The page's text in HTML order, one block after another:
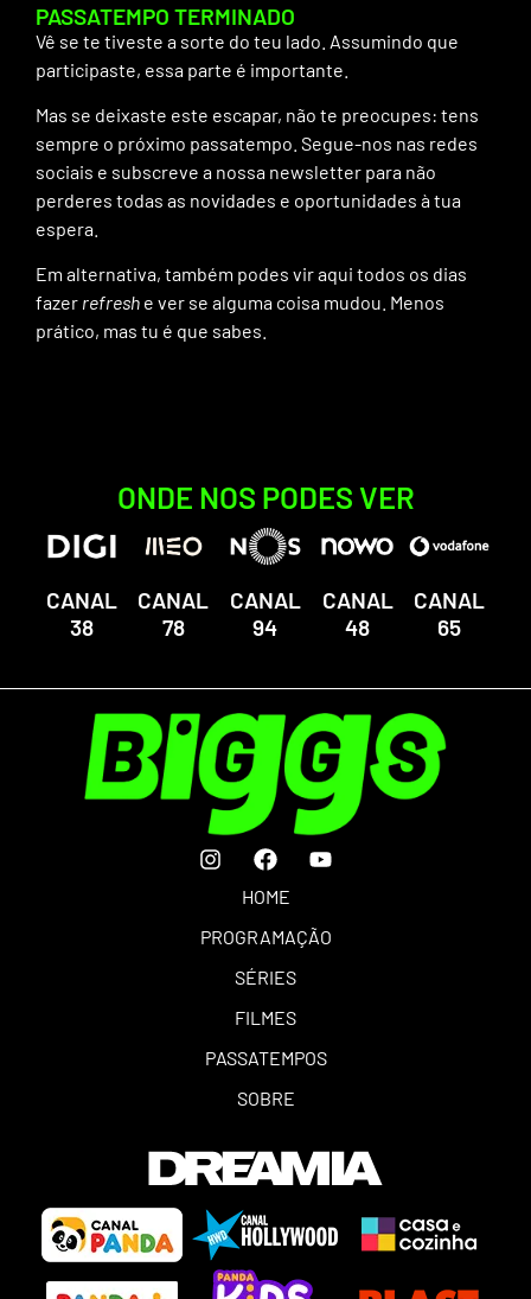
PASSATEMPO TERMINADO
Vê se te tiveste a sorte do teu lado. Assumindo que
participaste, essa parte é importante.
Mas se deixaste este escapar, não te preocupes: tens
sempre o próximo passatempo. Segue-nos nas redes
sociais e subscreve a nossa newsletter para não
perderes todas as novidades e oportunidades à tua
espera.
Em alternativa, também podes vir aqui todos os dias
fazer refresh e ver se alguma coisa mudou. Menos
prático, mas tu é que sabes.
ONDE NOS PODES VER
CANAL
38
CANAL
78
CANAL
94
CANAL
48
CANAL
65
HOME
PROGRAMAÇÃO
SÉRIES
FILMES
PASSATEMPOS
SOBRE